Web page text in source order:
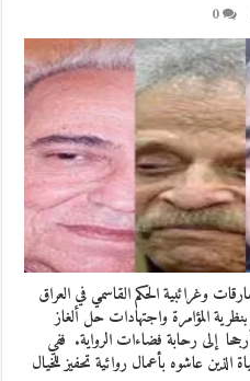
0
وغرائبية الحكم القاسمي في العراق
المؤامرة واجتهادات حل ألغاز
إلى رحابة فضاءات الرواية. ففي
عاشوه بأعمال روائية تحفيز للخيال